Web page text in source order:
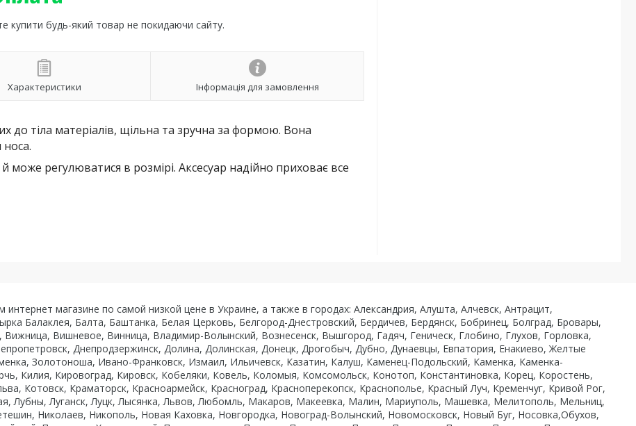
купити будь-який товар не покидаючи сайту.
Характеристики Інформація для замовлення
тіла матеріалів, щільна та зручна за формою. Вона
може регулюватися в розмірі. Аксесуар надійно приховає все
магазине по самой низкой цене в Украине, а также в городах: Александрия, Алушта, Алчевск, Антрацит,
Балаклея, Балта, Баштанка, Белая Церковь, Белгород-Днестровский, Бердичев, Бердянск, Бобринец, Болград, Бровары,
Вишневое, Винница, Владимир-Волынский, Вознесенск, Вышгород, Гадяч, Геническ, Глобино, Глухов, Горловка,
Днепродзержинск, Долина, Долинская, Донецк, Дрогобыч, Дубно, Дунаевцы, Евпатория, Енакиево, Желтые
Золотоноша, Ивано-Франковск, Измаил, Ильичевск, Казатин, Калуш, Каменец-Подольский, Каменка, Каменка-
Килия, Кировоград, Кировск, Кобеляки, Ковель, Коломыя, Комсомольск, Конотоп, Константиновка, Корец, Коростень,
Котовск, Краматорск, Красноармейск, Красноград, Красноперекопск, Краснополье, Красный Луч, Кременчуг, Кривой Рог,
Лубны, Луганск, Луцк, Лысянка, Львов, Любомль, Макаров, Макеевка, Малин, Мариуполь, Машевка, Мелитополь, Мельниц,
Николаев, Никополь, Новая Каховка, Новгородка, Новоград-Волынский, Новомосковск, Новый Буг, Носовка,Обухов,